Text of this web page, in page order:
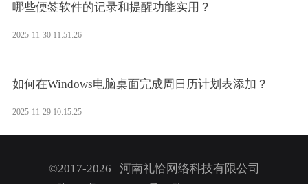
哪些便签软件的记录和提醒功能实用？
2025-11-30 11:51:26
如何在Windows电脑桌面完成周日历计划表添加？
2025-11-29 10:15:25
©2017-2026 河南礼恰网络科技有限公司